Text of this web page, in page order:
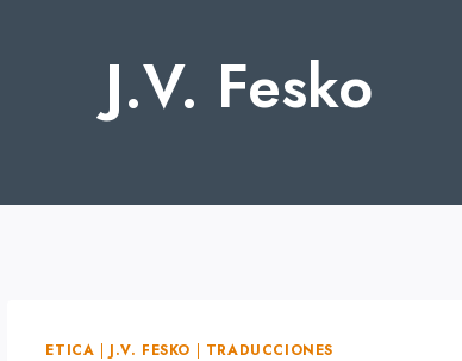
J.V. Fesko
ETICA | J.V. FESKO | TRADUCCIONES